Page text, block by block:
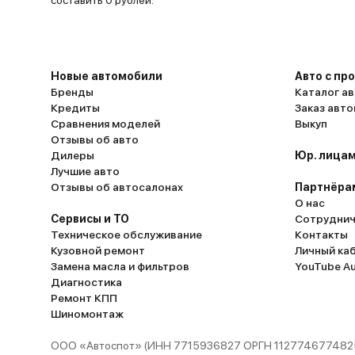
Новые автомобили
Бренды
Кредиты
Сравнения моделей
Отзывы об авто
Дилеры
Лучшие авто
Отзывы об автосалонах
Сервисы и ТО
Техническое обслуживание
Кузовной ремонт
Замена масла и фильтров
Диагностика
Ремонт КПП
Шиномонтаж
Авто с
Каталог
Заказ
Выкуп
Юр.
О нас
Контакты
Личный
YouTube
ООО «Автоспот» (ИНН 7715936827 ОРГН